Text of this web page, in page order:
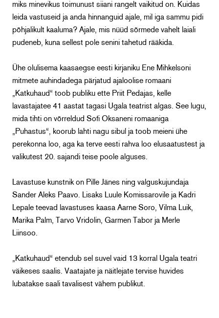
miks minevikus toimunust siiani rangelt vaikitud on. Kuidas
leida vastuseid ja anda hinnanguid ajale, mil iga sammu pidi
põhjalikult kaaluma? Ajale, mis nüüd sõrmede vahelt laiali
pudeneb, kuna sellest pole senini tahetud rääkida.
Ühe olulisema kaasaegse eesti kirjaniku Ene Mihkelsoni
mitmete auhindadega pärjatud ajaloolise romaani
„Katkuhaud“ toob publiku ette Priit Pedajas, kelle
lavastajatee 41 aastat tagasi Ugala teatrist algas. See lugu,
mida tihti on võrreldud Sofi Oksaneni romaaniga
„Puhastus“, koorub lahti nagu sibul ja toob meieni ühe
perekonna loo, aga ka terve eesti rahva loo elusaatustest ja
valikutest 20. sajandi teise poole alguses.
Lavastuse kunstnik on Pille Jänes ning valguskujundaja
Sander Aleks Paavo. Lisaks Luule Komissarovile ja Kadri
Lepale teevad lavastuses kaasa Aarne Soro, Vilma Luik,
Marika Palm, Tarvo Vridolin, Garmen Tabor ja Merle
Liinsoo.
„Katkuhaud“ etendub sel suvel vaid 13 korral Ugala teatri
väikeses saalis. Vaatajate ja näitlejate tervise huvides
lubatakse saali tavalisest vähem publikut.